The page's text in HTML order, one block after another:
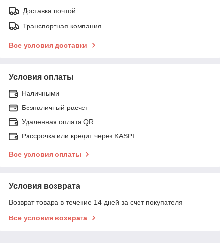
Доставка почтой
Транспортная компания
Все условия доставки
Условия оплаты
Наличными
Безналичный расчет
Удаленная оплата QR
Рассрочка или кредит через KASPI
Все условия оплаты
Условия возврата
Возврат товара в течение 14 дней за счет покупателя
Все условия возврата